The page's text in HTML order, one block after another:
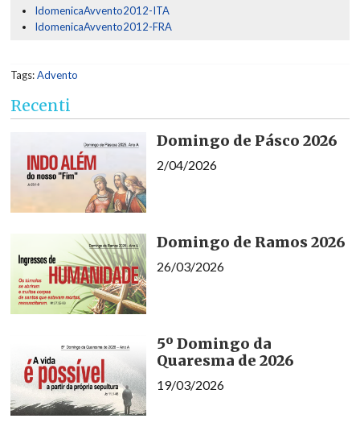
IdomenicaAvvento2012-ITA
IdomenicaAvvento2012-FRA
Tags:Advento
Recenti
Domingo de Pásco 2026
2/04/2026
Domingo de Ramos 2026
26/03/2026
5º Domingo da
Quaresma de 2026
19/03/2026